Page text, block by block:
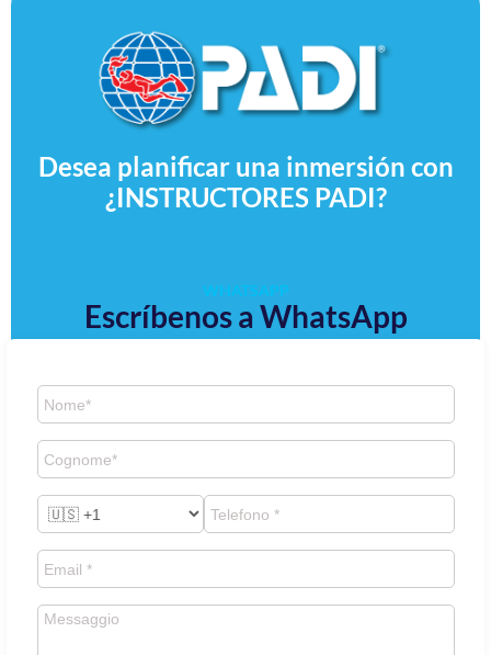
Desea planificar una inmersión con
¿INSTRUCTORES PADI?
WHATSAPP
Escríbenos a WhatsApp